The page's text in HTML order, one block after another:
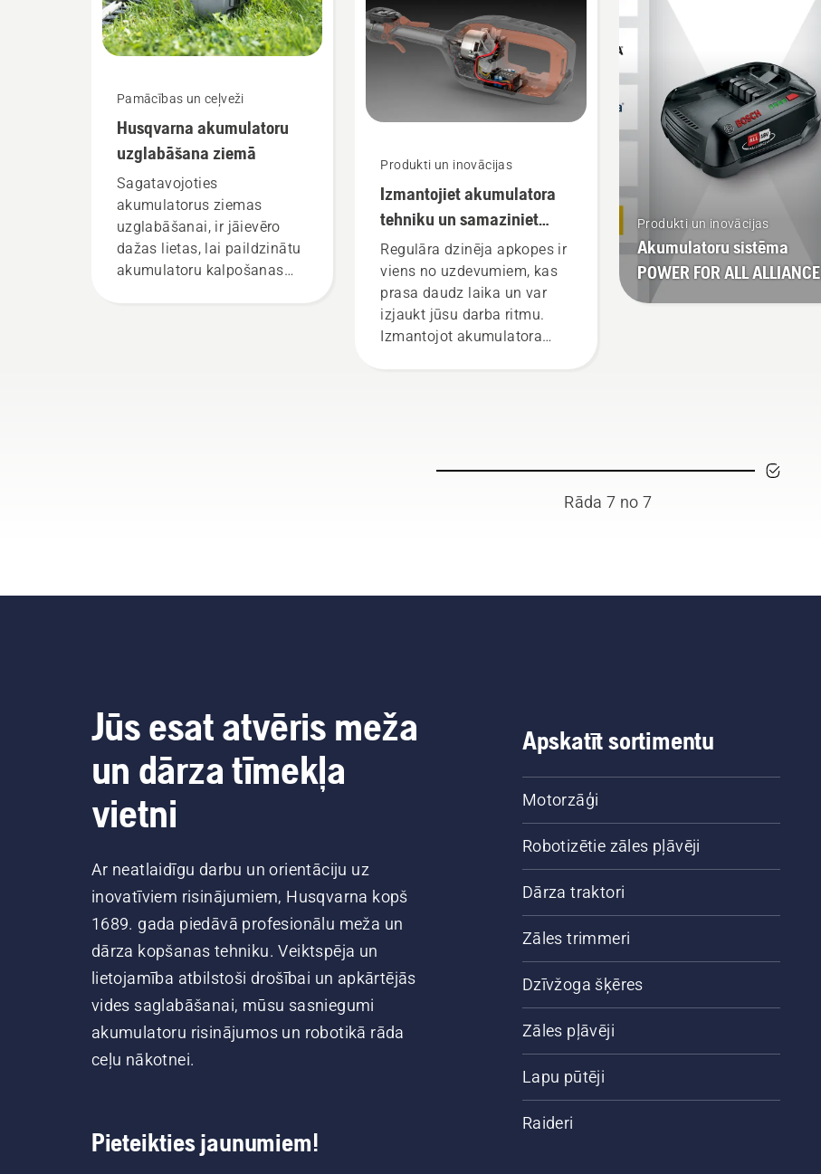
Pamācības un ceļveži
Husqvarna akumulatoru
uzglabāšana ziemā
Sagatavojoties
akumulatorus ziemas
uzglabāšanai, ir jāievēro
dažas lietas, lai paildzinātu
akumulatoru kalpošanas
stāsta Johans Svenungs
(Johan Svennung),
Husqvarna elektrisko un ar
akumulatoru darbināmo
rokā turamo produktu
nodaļas vadītājs.
Produkti un inovācijas
Izmantojiet akumulatora
tehniku un samaziniet
apkopes apjomu
Regulāra dzinēja apkopes ir
viens no uzdevumiem, kas
prasa daudz laika un var
izjaukt jūsu darba ritmu.
Izmantojot akumulatora
Produkti un inovācijas
Akumulatoru sistēma
POWER FOR ALL ALLIANCE
Rāda 7 no 7
Jūs esat atvēris meža
un dārza tīmekļa
vietni
Ar neatlaidīgu darbu un orientāciju uz
inovatīviem risinājumiem, Husqvarna kopš
1689. gada piedāvā profesionālu meža un
dārza kopšanas tehniku. Veiktspēja un
lietojamība atbilstoši drošībai un apkārtējās
vides saglabāšanai, mūsu sasniegumi
akumulatoru risinājumos un robotikā rāda
ceļu nākotnei.
Pieteikties jaunumiem!
Apskatīt sortimentu
Motorzāģi
Robotizētie zāles pļāvēji
Dārza traktori
Zāles trimmeri
Dzīvžoga šķēres
Zāles pļāvēji
Lapu pūtēji
Raideri